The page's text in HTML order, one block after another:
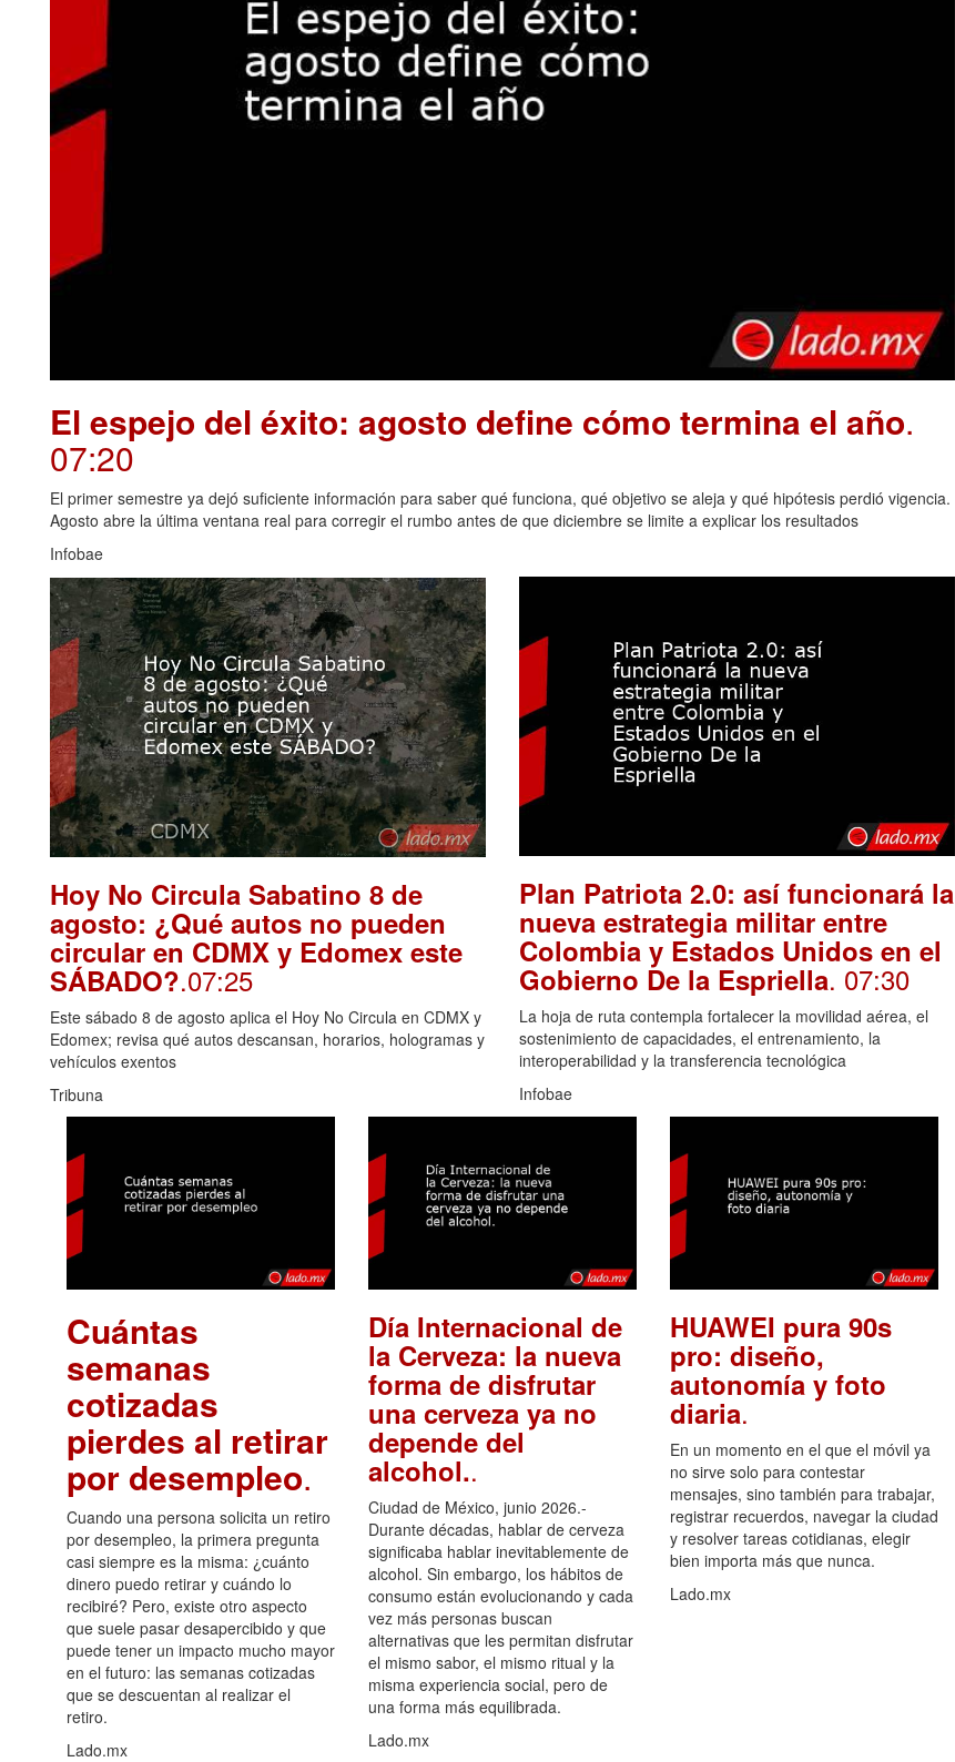
El espejo del éxito: agosto define cómo termina el año.
07:20
El primer semestre ya dejó suficiente información para saber qué funciona, qué objetivo se aleja y qué hipótesis perdió vigencia.
Agosto abre la última ventana real para corregir el rumbo antes de que diciembre se limite a explicar los resultados
Infobae
Hoy No Circula Sabatino 8 de
agosto: ¿Qué autos no pueden
circular en CDMX y Edomex este
SÁBADO?.07:25
Este sábado 8 de agosto aplica el Hoy No Circula en CDMX y
Edomex; revisa qué autos descansan, horarios, hologramas y
vehículos exentos
Tribuna
Plan Patriota 2.0: así funcionará la
nueva estrategia militar entre
Colombia y Estados Unidos en el
Gobierno De la Espriella. 07:30
La hoja de ruta contempla fortalecer la movilidad aérea, el
sostenimiento de capacidades, el entrenamiento, la
interoperabilidad y la transferencia tecnológica
Infobae
Cuántas
semanas
cotizadas
pierdes al retirar
por desempleo.
Cuando una persona solicita un retiro
por desempleo, la primera pregunta
casi siempre es la misma: ¿cuánto
dinero puedo retirar y cuándo lo
recibiré? Pero, existe otro aspecto
que suele pasar desapercibido y que
puede tener un impacto mucho mayor
en el futuro: las semanas cotizadas
que se descuentan al realizar el
retiro.
Lado.mx
Día Internacional de
la Cerveza: la nueva
forma de disfrutar
una cerveza ya no
depende del
alcohol..
Ciudad de México, junio 2026.-
Durante décadas, hablar de cerveza
significaba hablar inevitablemente de
alcohol. Sin embargo, los hábitos de
consumo están evolucionando y cada
vez más personas buscan
alternativas que les permitan disfrutar
el mismo sabor, el mismo ritual y la
misma experiencia social, pero de
una forma más equilibrada.
Lado.mx
HUAWEI pura 90s
pro: diseño,
autonomía y foto
diaria.
En un momento en el que el móvil ya
no sirve solo para contestar
mensajes, sino también para trabajar,
registrar recuerdos, navegar la ciudad
y resolver tareas cotidianas, elegir
bien importa más que nunca.
Lado.mx